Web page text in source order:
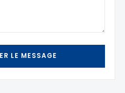
LE MESSAGE